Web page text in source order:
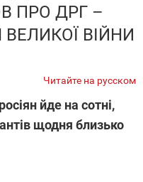
ПРО ДРГ –
ВЕЛИКОЇ ВІЙНИ
Читайте на русском
йде на сотні,
щодня близько